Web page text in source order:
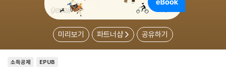
미리보기 파트너샵 공유하기
소득공제 EPUB